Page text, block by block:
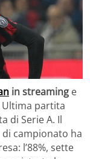
in streaming e
Ultima partita
di Serie A. Il
campionato ha
l’88%, sette